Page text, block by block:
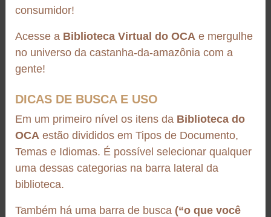
itens encontrados
Material didático/cartilha
Roadmap para Programa de Relacionamento Ético do
Material didático/cartilha
ROADMAP PARA
PROGRAMA DE
consumidor!
Acesse a Biblioteca Virtual do OCA e mergulhe
no universo da castanha-da-amazônia com a
gente!
DICAS DE BUSCA E USO
Em um primeiro nível os itens da Biblioteca do
OCA estão divididos em Tipos de Documento,
Temas e Idiomas. É possível selecionar qualquer
uma dessas categorias na barra lateral da
biblioteca.
Também há uma barra de busca (“o que você